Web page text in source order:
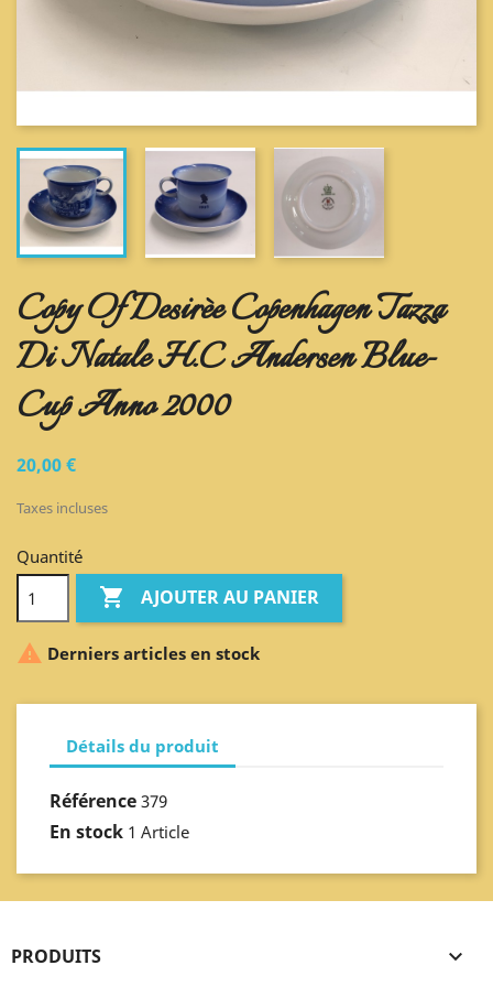
Copy Of Desirèe Copenhagen Tazza
Di Natale H.C Andersen Blue-
Cup Anno 2000
20,00 €
Taxes incluses
Quantité
 AJOUTER AU PANIER
 Derniers articles en stock
Détails du produit
Référence 379
En stock 1 Article
PRODUITS 